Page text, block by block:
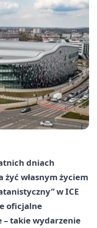
dniach
żyć własnym życiem
w ICE
oficjalne
– takie wydarzenie